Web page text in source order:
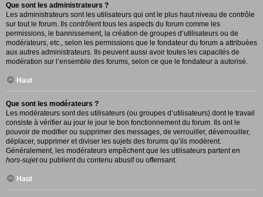
Que sont les administrateurs ?
Les administrateurs sont les utilisateurs qui ont le plus haut niveau de contrôle
sur tout le forum. Ils contrôlent tous les aspects du forum comme les
permissions, le bannissement, la création de groupes d’utilisateurs ou de
modérateurs, etc., selon les permissions que le fondateur du forum a attribuées
aux autres administrateurs. Ils peuvent aussi avoir toutes les capacités de
modération sur l’ensemble des forums, selon ce que le fondateur a autorisé.
Haut
Que sont les modérateurs ?
Les modérateurs sont des utilisateurs (ou groupes d’utilisateurs) dont le travail
consiste à vérifier au jour le jour le bon fonctionnement du forum. Ils ont le
pouvoir de modifier ou supprimer des messages, de verrouiller, déverrouiller,
déplacer, supprimer et diviser les sujets des forums qu’ils modèrent.
Généralement, les modérateurs empêchent que les utilisateurs partent en
hors-sujetou publient du contenu abusif ou offensant.
Haut